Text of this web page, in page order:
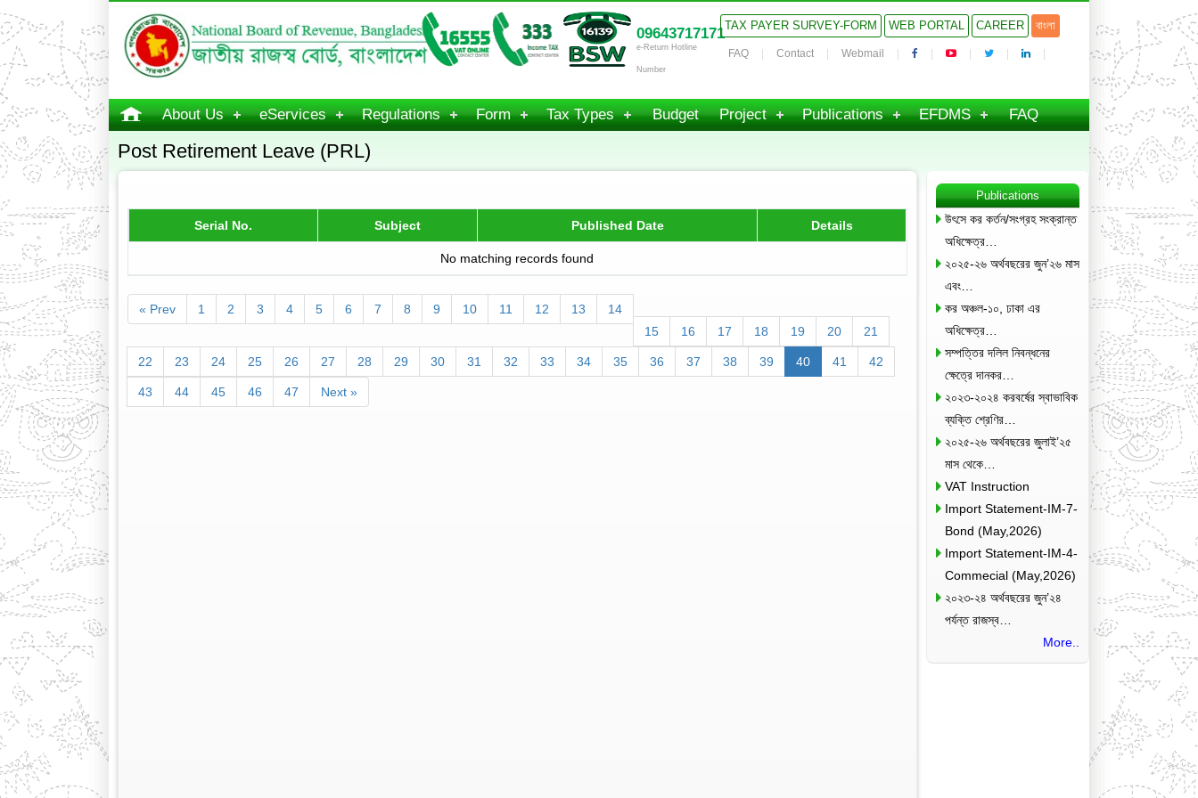
09643717171
e-Return Hotline
Number
TAX PAYER SURVEY-FORM WEB PORTAL CAREER বাংলা
FAQ Contact Webmail
About Us eServices Regulations Form Tax Types Budget Project Publications EFDMS FAQ
Post Retirement Leave (PRL)
Serial No. Subject Published Date Details
No matching records found
« Prev 1 2 3 4 5 6 7 8 9 10 11 12 13
14
15
16 17 18 19 20 21
22 23 24 25 26 27 28 29 30 31 32 33 34 35 36 37 38 39 40 41 42
43 44 45 46 47 Next »
Publications
উৎসে কর কর্তন/সংগ্রহ সংক্রান্ত
অধিক্ষেত্র…
২০২৫-২৬ অর্থবছরের জুন’২৬ মাস
এবং…
কর অঞ্চল-১০, ঢাকা এর
অধিক্ষেত্র…
সম্পত্তির দলিল নিবন্ধনের
ক্ষেত্রে দানকর…
২০২৩-২০২৪ করবর্ষের স্বাভাবিক
ব্যক্তি শ্রেণির…
২০২৫-২৬ অর্থবছরের জুলাই’২৫
মাস থেকে…
VAT Instruction
Import Statement-IM-7-
Bond (May,2026)
Import Statement-IM-4-
Commecial (May,2026)
২০২৩-২৪ অর্থবছরের জুন’২৪
পর্যন্ত রাজস্ব…
More..